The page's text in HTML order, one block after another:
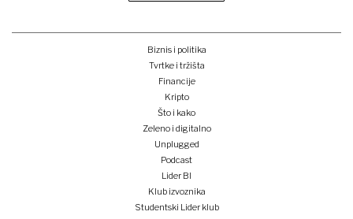
Biznis i politika
Tvrtke i tržišta
Financije
Kripto
Što i kako
Zeleno i digitalno
Unplugged
Podcast
Lider BI
Klub izvoznika
Studentski Lider klub